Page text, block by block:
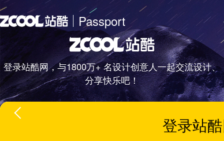
Passport
登录站酷网，与1800万+ 名设计创意人一起交流设计、
分享快乐吧！